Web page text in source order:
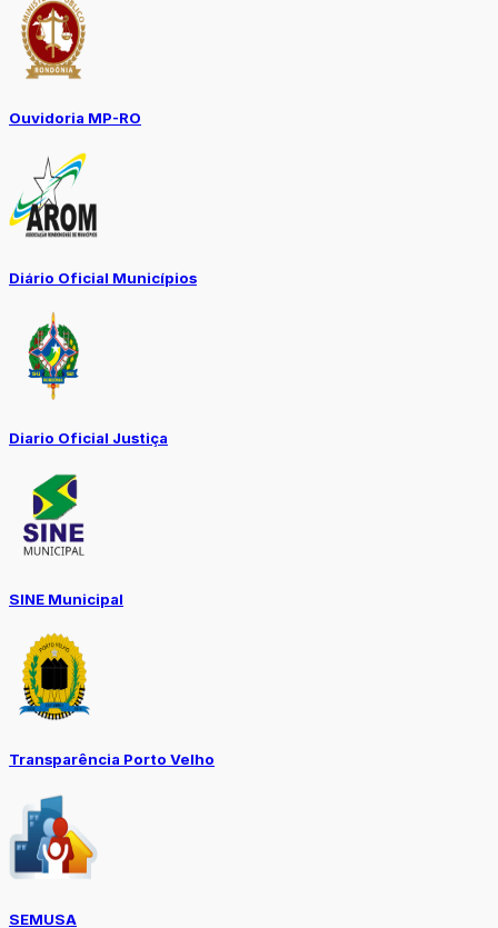
Ouvidoria MP-RO
Diário Oficial Municípios
Diario Oficial Justiça
SINE Municipal
Transparência Porto Velho
SEMUSA